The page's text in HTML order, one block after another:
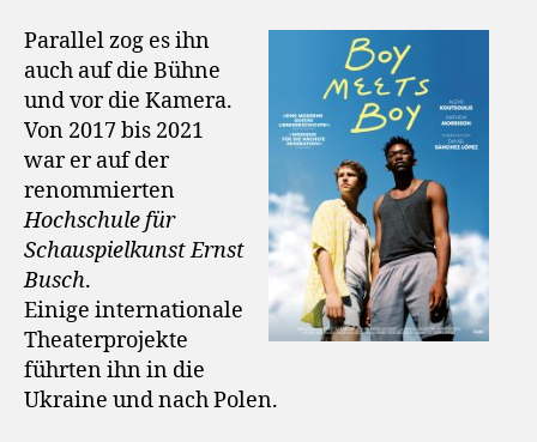
Parallel zog es ihn
auch auf die Bühne
und vor die Kamera.
Von 2017 bis 2021
war er auf der
renommierten
Hochschule für
Schauspielkunst Ernst
Busch.
Einige internationale
Theaterprojekte
führten ihn in die
Ukraine und nach Polen.